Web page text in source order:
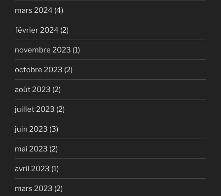
mars 2024 (4)
février 2024 (2)
novembre 2023 (1)
octobre 2023 (2)
août 2023 (2)
juillet 2023 (2)
juin 2023 (3)
mai 2023 (2)
avril 2023 (1)
mars 2023 (2)